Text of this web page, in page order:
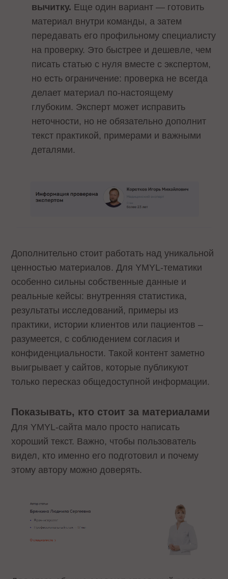
вычитку. Еще один вариант — готовить
материал внутри команды, а затем
передавать его профильному специалисту
на проверку. Это быстрее и дешевле, чем
писать статью с нуля вместе с экспертом,
но есть ограничение: проверка не всегда
делает материал по-настоящему
глубоким. Эксперт может исправить
неточности, но не обязательно дополнит
текст практикой, примерами и важными
деталями.
Дополнительно стоит работать над уникальной
ценностью материалов. Для YMYL-тематики
особенно сильны собственные данные и
реальные кейсы: внутренняя статистика,
результаты исследований, примеры из
практики, истории клиентов или пациентов –
разумеется, с соблюдением согласия и
конфиденциальности. Такой контент заметно
выигрывает у сайтов, которые публикуют
только пересказ общедоступной информации.
Показывать, кто стоит за материалами
Для YMYL-сайта мало просто написать
хороший текст. Важно, чтобы пользователь
видел, кто именно его подготовил и почему
этому автору можно доверять.